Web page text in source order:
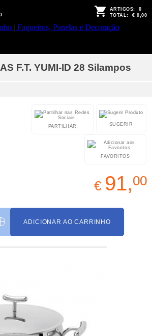
ARTIGOS: 0
TOTAL: € 0,00
F.T. YUMI-ID 28 Silampos
SUGERIR
PARTILHAR
FAVORITOS
€ 91,00
ADICIONAR AO CARRINHO